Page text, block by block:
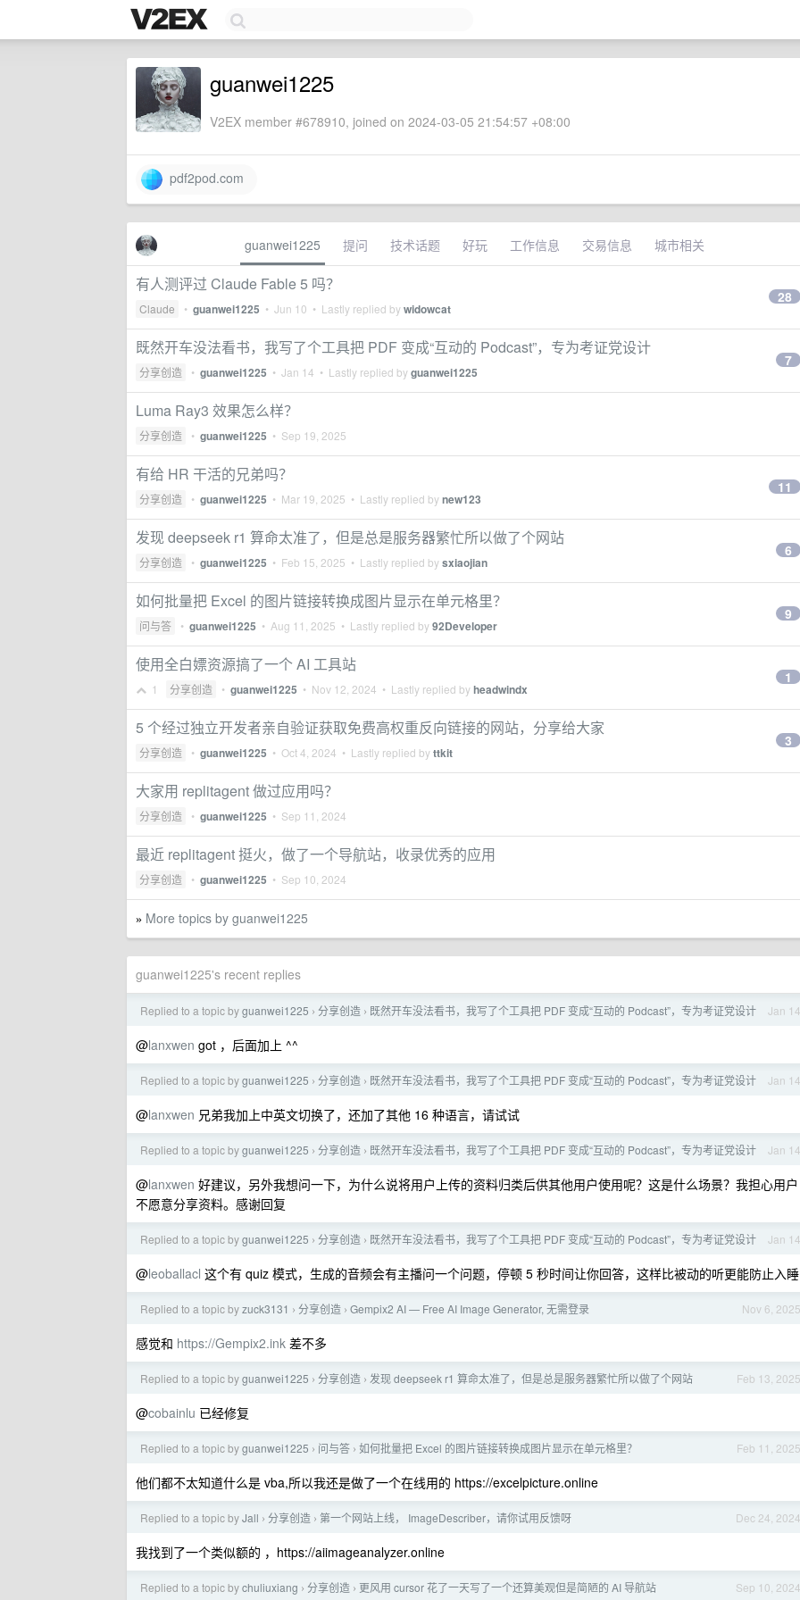
guanwei1225
V2EX member #678910, joined on 2024-03-05 21:54:57 +08:00
pdf2pod.com
guanwei1225 提问 技术话题 好玩 工作信息 交易信息 城市相关
有人测评过 Claude Fable 5 吗？
Claude • guanwei1225 • Jun 10 • Lastly replied bywidowcat
28
既然开车没法看书，我写了个工具把 PDF 变成“互动的 Podcast”，专为考证党设计
分享创造 • guanwei1225 • Jan 14 • Lastly replied byguanwei1225
7
Luma Ray3 效果怎么样？
分享创造 • guanwei1225 • Sep 19, 2025
有给 HR 干活的兄弟吗？
分享创造 • guanwei1225 • Mar 19, 2025 • Lastly replied bynew123
11
发现 deepseek r1 算命太准了，但是总是服务器繁忙所以做了个网站
分享创造 • guanwei1225 • Feb 15, 2025 • Lastly replied bysxiaojian
6
如何批量把 Excel 的图片链接转换成图片显示在单元格里？
问与答 • guanwei1225 • Aug 11, 2025 • Lastly replied by92Developer
9
使用全白嫖资源搞了一个 AI 工具站
1 分享创造 • guanwei1225 • Nov 12, 2024 • Lastly replied byheadwindx
1
5 个经过独立开发者亲自验证获取免费高权重反向链接的网站，分享给大家
分享创造 • guanwei1225 • Oct 4, 2024 • Lastly replied byttkit
3
大家用 replitagent 做过应用吗？
分享创造 • guanwei1225 • Sep 11, 2024
最近 replitagent 挺火，做了一个导航站，收录优秀的应用
分享创造 • guanwei1225 • Sep 10, 2024
» More topics by guanwei1225
guanwei1225's recent replies
Jan 14
Replied to a topic byguanwei1225 › 分享创造 › 既然开车没法看书，我写了个工具把 PDF 变成“互动的 Podcast”，专为考证党设计
@lanxwen got ，后面加上 ^^
Jan 14
Replied to a topic byguanwei1225 › 分享创造 › 既然开车没法看书，我写了个工具把 PDF 变成“互动的 Podcast”，专为考证党设计
@lanxwen 兄弟我加上中英文切换了，还加了其他 16 种语言，请试试
Jan 14
Replied to a topic byguanwei1225 › 分享创造 › 既然开车没法看书，我写了个工具把 PDF 变成“互动的 Podcast”，专为考证党设计
@lanxwen 好建议，另外我想问一下，为什么说将用户上传的资料归类后供其他用户使用呢？这是什么场景？我担心用户
不愿意分享资料。感谢回复
Jan 14
Replied to a topic byguanwei1225 › 分享创造 › 既然开车没法看书，我写了个工具把 PDF 变成“互动的 Podcast”，专为考证党设计
@leoballacl 这个有 quiz 模式，生成的音频会有主播问一个问题，停顿 5 秒时间让你回答，这样比被动的听更能防止入睡
Nov 6, 2025
Replied to a topic byzuck3131 › 分享创造 › Gempix2 AI — Free AI Image Generator, 无需登录
感觉和 https://Gempix2.ink 差不多
Feb 13, 2025
Replied to a topic byguanwei1225 › 分享创造 › 发现 deepseek r1 算命太准了，但是总是服务器繁忙所以做了个网站
@cobainlu 已经修复
Feb 11, 2025
Replied to a topic byguanwei1225 › 问与答 › 如何批量把 Excel 的图片链接转换成图片显示在单元格里？
他们都不太知道什么是 vba,所以我还是做了一个在线用的 https://excelpicture.online
Dec 24, 2024
Replied to a topic byJall › 分享创造 › 第一个网站上线， ImageDescriber，请你试用反馈呀
我找到了一个类似额的 ，https://aiimageanalyzer.online
Sep 10, 2024
Replied to a topic bychuliuxiang › 分享创造 › 更风用 cursor 花了一天写了一个还算美观但是简陋的 AI 导航站